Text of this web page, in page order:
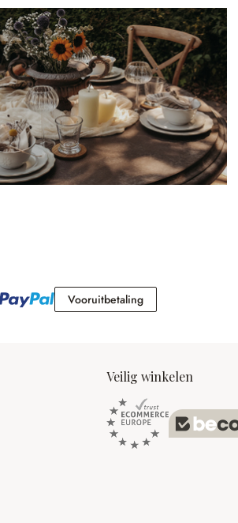
VooruitbetalingVooruitbetaling
Veilig winkelen